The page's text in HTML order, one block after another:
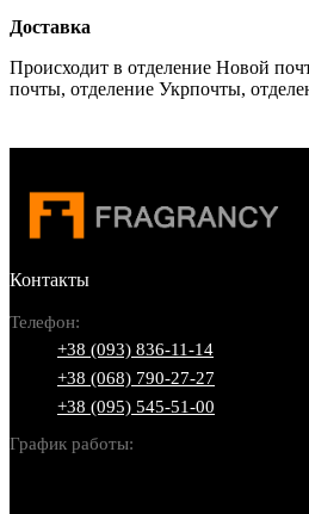
Доставка
Происходит в отделение Новой
почты, отделение Укрпочты,
Контакты
Телефон:
+38 (093) 836-11-14
+38 (068) 790-27-27
+38 (095) 545-51-00
График работы: